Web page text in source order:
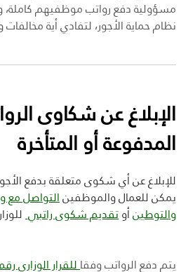
مسؤولية دفع رواتب موظفيهم كاملة،
نظام حماية الأجور، لتفادي أية مخالفات
الإبلاغ عن شكاوى
المدفوعة أو المتأخرة
للإبلاغ عن أي شكوى متعلقة بدفع
يمكن للعمال والموظفين التواصل مع
والتوطين أو تقديم شكوى راتبي
يتم دفع الرواتب وفقا